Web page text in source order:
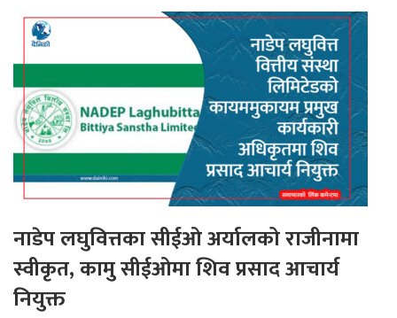
नाडेप लघुवित्तका सीईओ अर्यालको राजीनामा
स्वीकृत, कामु सीईओमा शिव प्रसाद आचार्य
नियुक्त